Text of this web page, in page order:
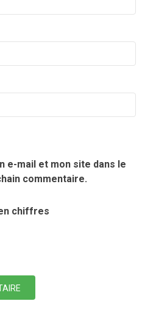
e-mail et mon site dans le
commentaire.
chiffres